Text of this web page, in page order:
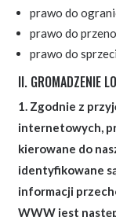
prawo do
prawo do
prawo do
II. GROMADZENIE
1. Zgodnie z
internetowych,
kierowane do
identyfikowane
informacji
WWW jest